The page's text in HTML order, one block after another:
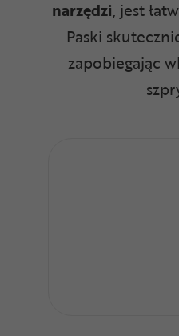
narzędzi, jest
Paski
zapobiegając